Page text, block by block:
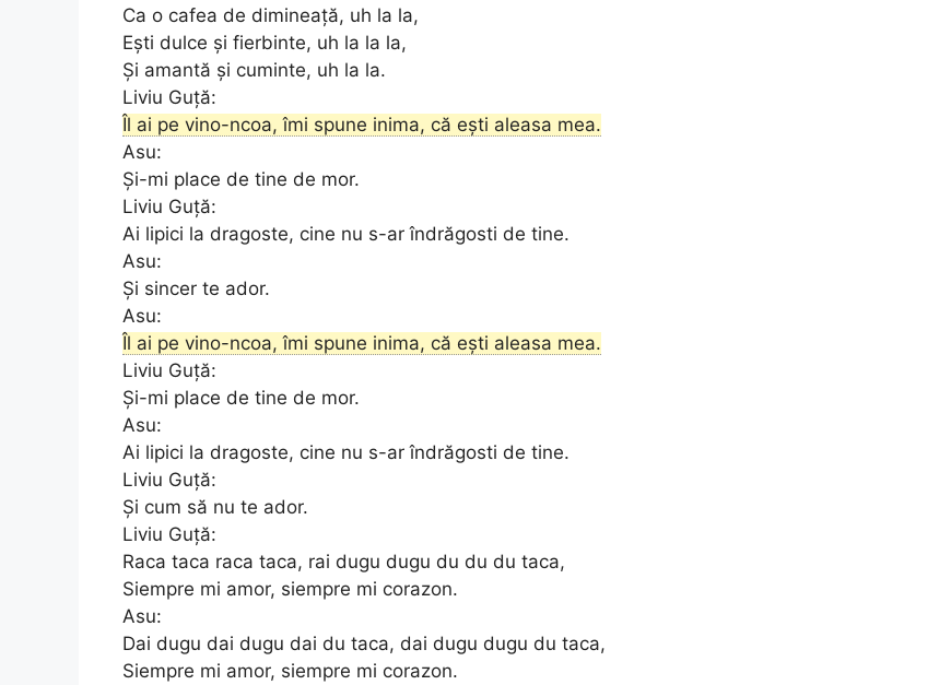
Ca o cafea de dimineață, uh la la,
Ești dulce și fierbinte, uh la la la,
Și amantă și cuminte, uh la la.
Liviu Guță:
Îl ai pe vino-ncoa, îmi spune inima, că ești aleasa mea.
Asu:
Și-mi place de tine de mor.
Liviu Guță:
Ai lipici la dragoste, cine nu s-ar îndrăgosti de tine.
Asu:
Și sincer te ador.
Asu:
Îl ai pe vino-ncoa, îmi spune inima, că ești aleasa mea.
Liviu Guță:
Și-mi place de tine de mor.
Asu:
Ai lipici la dragoste, cine nu s-ar îndrăgosti de tine.
Liviu Guță:
Și cum să nu te ador.
Liviu Guță:
Raca taca raca taca, rai dugu dugu du du du taca,
Siempre mi amor, siempre mi corazon.
Asu:
Dai dugu dai dugu dai du taca, dai dugu dugu du taca,
Siempre mi amor, siempre mi corazon.